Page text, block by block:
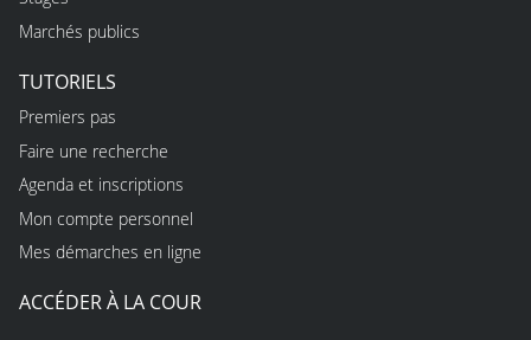
Marchés publics
TUTORIELS
Premiers pas
Faire une recherche
Agenda et inscriptions
Mon compte personnel
Mes démarches en ligne
ACCÉDER À LA COUR